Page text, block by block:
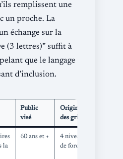
remplissent une
un proche. La
échange sur la
(3 lettres)” suffit à
que le langage
d’inclusion.
Public
visé
Originalité
des grilles
la
60 ans et +
4 niveaux
de force